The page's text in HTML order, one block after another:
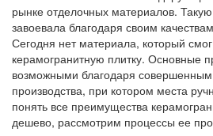
рынке отделочных материалов.
завоевала благодаря своим
Сегодня нет материала, который
керамогранитную плитку. Основные
возможными благодаря
производства, при котором места
понять все преимущества
дешево, рассмотрим процессы ее